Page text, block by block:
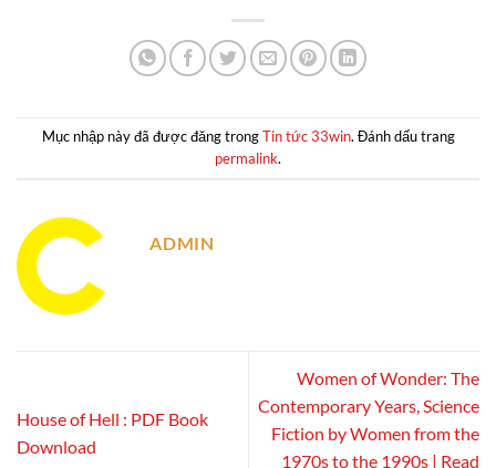
Mục nhập này đã được đăng trongTin tức 33win. Đánh dấu trang
permalink.
ADMIN
House of Hell : PDF Book
Download
Women of Wonder: The
Contemporary Years, Science
Fiction by Women from the
1970s to the 1990s | Read